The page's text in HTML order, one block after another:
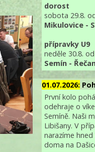
dorost
sobota 29.8.
Mikulovice -
přípravky U9
neděle 30.8.
Semín -
01.07.2026:
První kolo
odehraje o
Semíně. Naši
Libišany. V
narazíme
doma na